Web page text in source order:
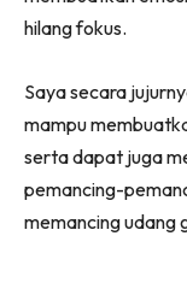
hilang fokus.
Saya secara
mampu
serta dapat juga
pemancing-
memancing udang